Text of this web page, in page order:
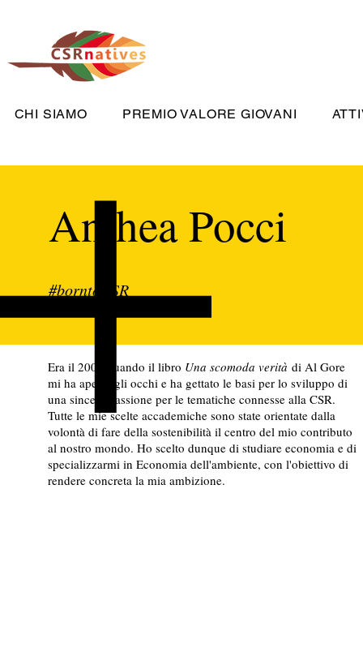
CHI SIAMO PREMIO VALORE GIOVANI
Anthea Pocci
#borntoCSR
Era il 2007 quando il libro Una scomoda verità di Al Gore
mi ha aperto gli occhi e ha gettato le basi per lo sviluppo di
una sincera passione per le tematiche connesse alla CSR.
Tutte le mie scelte accademiche sono state orientate dalla
volontà di fare della sostenibilità il centro del mio contributo
al nostro mondo. Ho scelto dunque di studiare economia e di
specializzarmi in Economia dell'ambiente, con l'obiettivo di
rendere concreta la mia ambizione.